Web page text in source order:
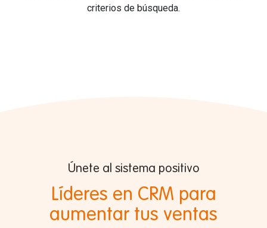
criterios de búsqueda.
Únete al sistema positivo
Líderes en CRM para
aumentar tus ventas